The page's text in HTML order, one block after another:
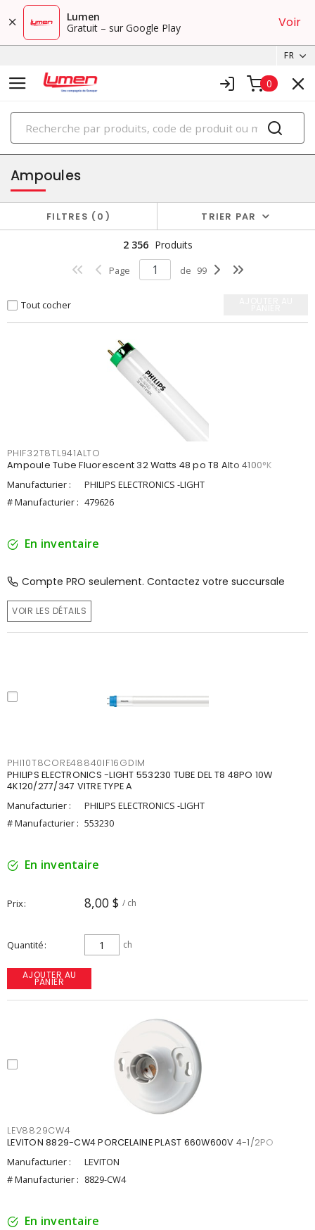
Lumen
Gratuit – sur Google Play
Voir
FR
0
PRODUITS
éclairage
Ampoules
FILTRES 0 TRIER PAR
2 356 Produits
Page de 99
Tout cocher
PHIF32T8TL941ALTO
Ampoule Tube Fluorescent 32 Watts 48 po T8 Alto 4100°K
Manufacturier :
PHILIPS ELECTRONICS -LIGHT
# Manufacturier : 479626
En inventaire
Compte PRO seulement. Contactez votre succursale
VOIR LES DÉTAILS
PHI10T8CORE48840IF16GDIM
PHILIPS ELECTRONICS -LIGHT 553230 TUBE DEL T8 48PO 10W
4K120/277/347 VITRE TYPE A
Manufacturier :
PHILIPS ELECTRONICS -LIGHT
# Manufacturier : 553230
En inventaire
Prix 8,00 $ / ch
Quantité ch
AJOUTER AU
PANIER
LEV8829CW4
LEVITON 8829-CW4 PORCELAINE PLAST 660W600V 4-1/2PO
Manufacturier :
LEVITON
# Manufacturier : 8829-CW4
En inventaire